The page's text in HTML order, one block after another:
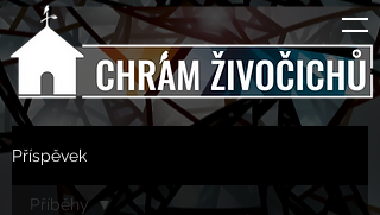
Příspěvek
Příběhy